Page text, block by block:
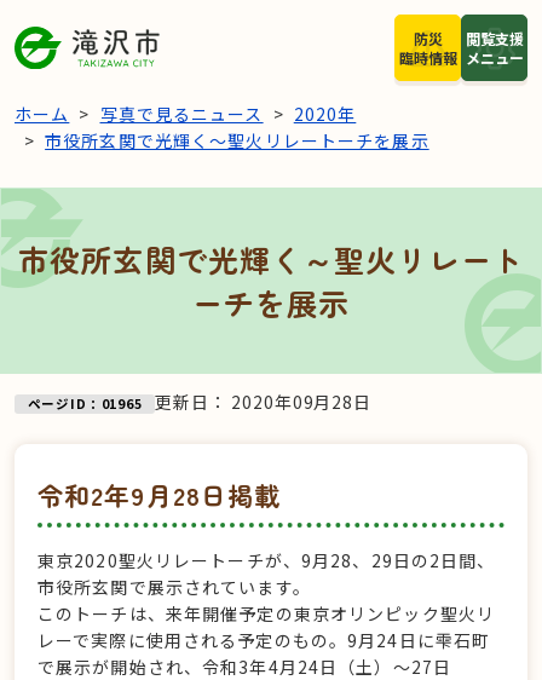
閲覧支援
メニュー
防災
臨時情報
ホーム 写真で見るニュース
2020年
市役所玄関で光輝く～聖火リレートーチを展示
市役所玄関で光輝く～聖火リレート
ーチを展示
ページID：01965 更新日： 2020年09月28日
令和2年9月28日掲載
東京2020聖火リレートーチが、9月28、29日の2日間、
市役所玄関で展示されています。
このトーチは、来年開催予定の東京オリンピック聖火リ
レーで実際に使用される予定のもの。9月24日に雫石町
で展示が開始され、令和3年4月24日（土）～27日